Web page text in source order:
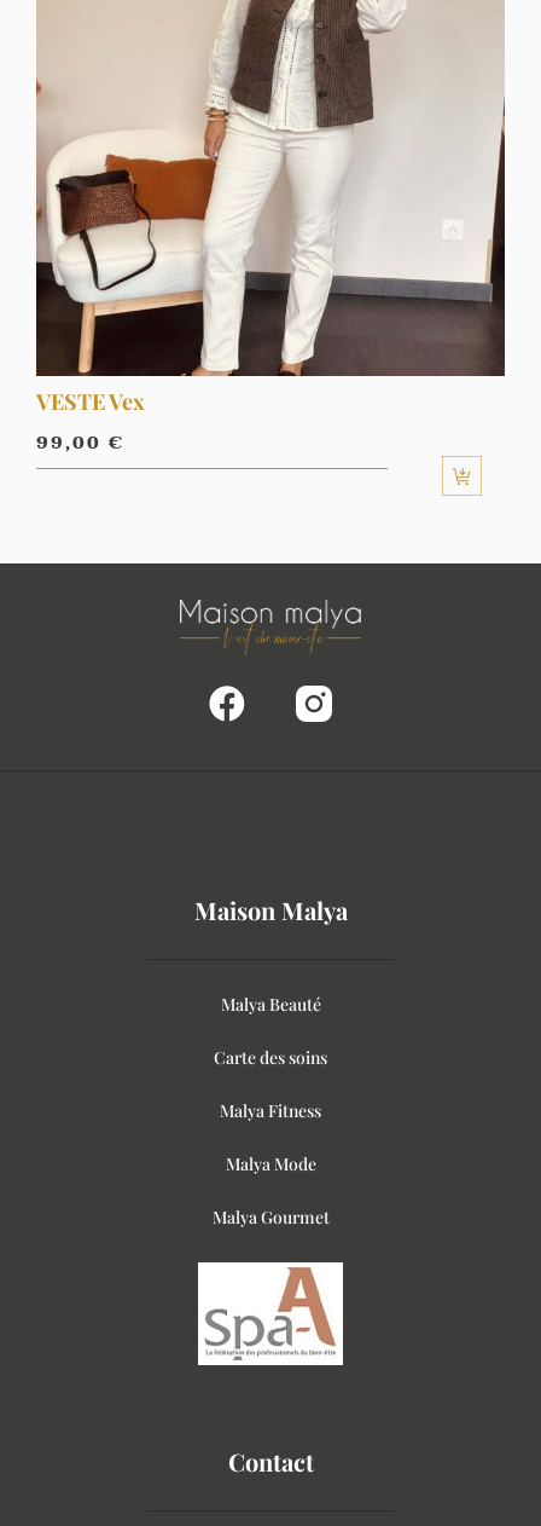
VESTE Vex
99,00 €
Maison Malya
Malya Beauté
Carte des soins
Malya Fitness
Malya Mode
Malya Gourmet
Contact